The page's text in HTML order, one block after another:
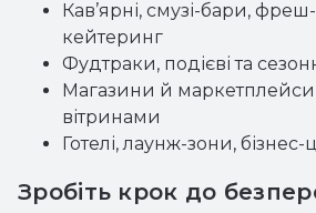
Кав’ярні, смузі-бари, фреш-
кейтеринг
Фудтраки, подієві та
Магазини й
вітринами
Готелі, лаунж-зони, бізнес-
Зробіть крок до